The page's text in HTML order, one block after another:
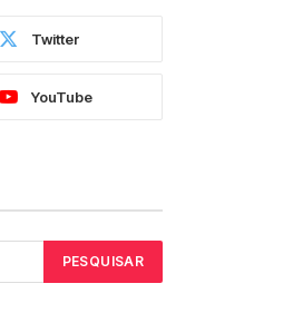
Twitter
YouTube